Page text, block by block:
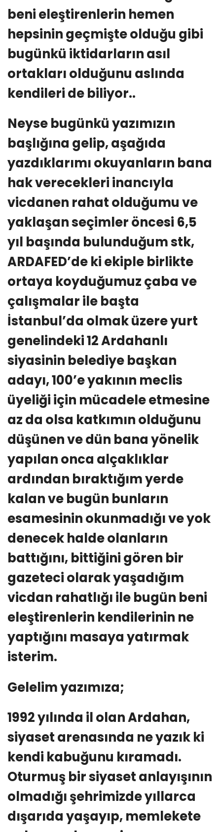
beni eleştirenlerin hemen
hepsinin geçmişte olduğu gibi
bugünkü iktidarların asıl
ortakları olduğunu aslında
kendileri de biliyor..
Neyse bugünkü yazımızın
başlığına gelip, aşağıda
yazdıklarımı okuyanların bana
hak verecekleri inancıyla
vicdanen rahat olduğumu ve
yaklaşan seçimler öncesi 6,5
yıl başında bulunduğum stk,
ARDAFED’de ki ekiple birlikte
ortaya koyduğumuz çaba ve
çalışmalar ile başta
İstanbul’da olmak üzere yurt
genelindeki 12 Ardahanlı
siyasinin belediye başkan
adayı, 100’e yakının meclis
üyeliği için mücadele etmesine
az da olsa katkımın olduğunu
düşünen ve dün bana yönelik
yapılan onca alçaklıklar
ardından bıraktığım yerde
kalan ve bugün bunların
esamesinin okunmadığı ve yok
denecek halde olanların
battığını, bittiğini gören bir
gazeteci olarak yaşadığım
vicdan rahatlığı ile bugün beni
eleştirenlerin kendilerinin ne
yaptığını masaya yatırmak
isterim.
Gelelim yazımıza;
1992 yılında il olan Ardahan,
siyaset arenasında ne yazık ki
kendi kabuğunu kıramadı.
Oturmuş bir siyaset anlayışının
olmadığı şehrimizde yıllarca
dışarıda yaşayıp, memlekete